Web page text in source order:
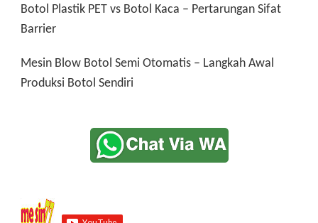
Botol Plastik PET vs Botol Kaca – Pertarungan Sifat
Barrier
Mesin Blow Botol Semi Otomatis – Langkah Awal
Produksi Botol Sendiri